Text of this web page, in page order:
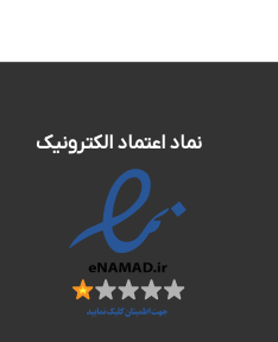
نماد اعتماد الکترونیک